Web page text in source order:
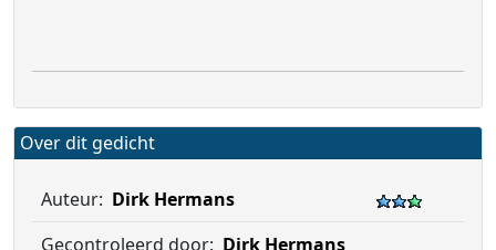
Over dit gedicht
Auteur: Dirk Hermans
Gecontroleerd door: Dirk Hermans